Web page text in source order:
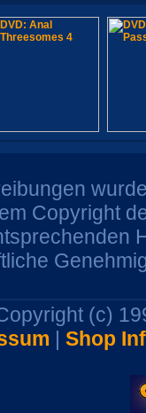
Copyright
(c)
| Shop